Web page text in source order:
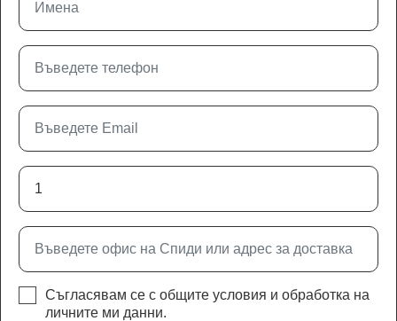
Съгласявам се с общите условия и обработка на
личните ми данни.